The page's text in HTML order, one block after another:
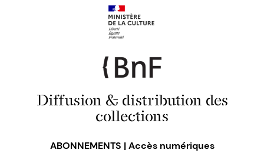
Diffusion & distribution des
collections
ABONNEMENTS | Accès numériques